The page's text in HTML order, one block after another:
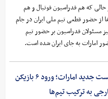
حالی که هم فدراسیون فوتبال و هم
از حضور قطعی تیم ملی ایران در جام
نیز مسئولان فدراسیون بر حضور تیم
امارات به جای ایران شده است.
لیست جدید امارات؛ ورود ۶ بازیکن
به ترکیب تیم‌ها